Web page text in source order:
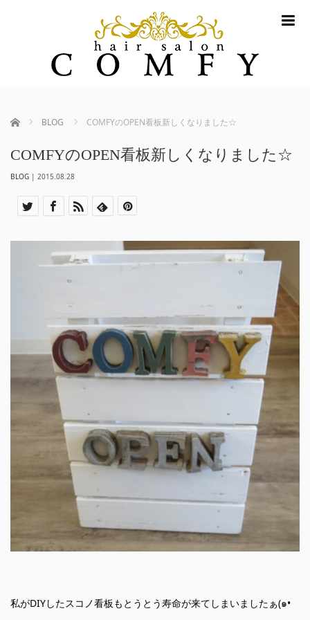
ホーム BLOG COMFYのOPEN看板新しくなりました☆
COMFYのOPEN看板新しくなりました☆
BLOG | 2015.08.28
私がDIYしたスコノ看板もとうとう寿命が来てしまいましたぁ(๑•